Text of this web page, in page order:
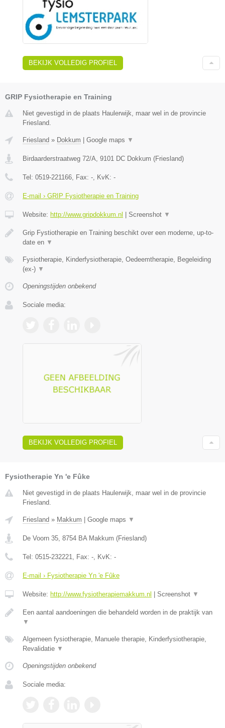
BEKIJK VOLLEDIG PROFIEL
GRIP Fysiotherapie en Training
Niet gevestigd in de plaats Haulerwijk, maar wel in de provincie
Friesland.
Friesland » Dokkum Google maps ▼
Birdaarderstraatweg 72/A 9101 DC Dokkum (Friesland)
Tel: 0519-221166 , Fax: - , KvK: -
E-mail › GRIP Fysiotherapie en Training
Website: http://www.gripdokkum.nl Screenshot ▼
Grip Fystiotherapie en Training beschikt over een moderne, up-to-
date en ▼
Fysiotherapie, Kinderfysiotherapie, Oedeemtherapie, Begeleiding
(ex-) ▼
Openingstijden onbekend
Sociale media:
BEKIJK VOLLEDIG PROFIEL
Fysiotherapie Yn 'e Fûke
Niet gevestigd in de plaats Haulerwijk, maar wel in de provincie
Friesland.
Friesland » Makkum | Google maps ▼
De Voorn 35 8754 BA Makkum (Friesland)
Tel: 0515-232221 , Fax: - , KvK: -
E-mail › Fysiotherapie Yn 'e Fûke
Website: http://www.fysiotherapiemakkum.nl | Screenshot ▼
Een aantal aandoeningen die behandeld worden in de praktijk van
▼
Algemeen fysiotherapie, Manuele therapie, Kinderfysiotherapie,
Revalidatie ▼
Openingstijden onbekend
Sociale media: